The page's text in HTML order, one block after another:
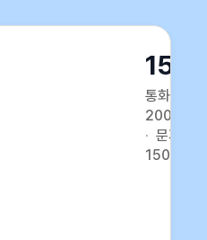
15GB
통화
200분
문자
150건